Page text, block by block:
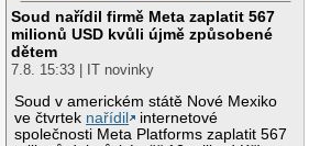
Soud nařídil firmě Meta zaplatit 567
milionů USD kvůli újmě způsobené
dětem
7.8. 15:33 | IT novinky
Soud v americkém státě Nové Mexiko
ve čtvrtek nařídil
internetové
společnosti Meta Platforms zaplatit 567